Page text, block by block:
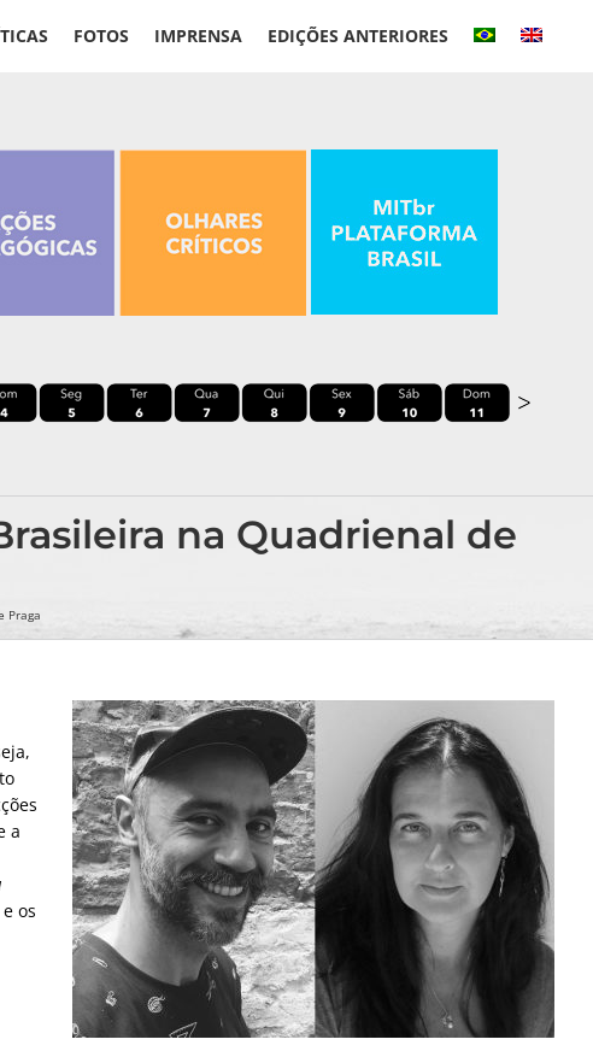
FOTOS IMPRENSA EDIÇÕES ANTERIORES
na Quadrienal de
Praga
a
os